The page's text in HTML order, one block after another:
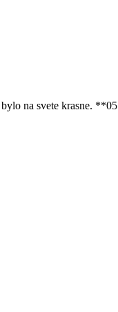
na svete krasne. **05